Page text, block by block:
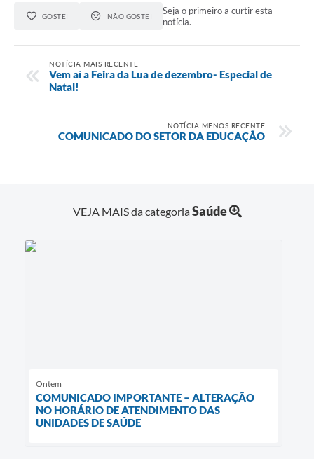
GOSTEI NÃO GOSTEI
Seja o primeiro a curtir esta
notícia.
NOTÍCIA MAIS RECENTE
Vem aí a Feira da Lua de dezembro- Especial de
Natal!
NOTÍCIA MENOS RECENTE
COMUNICADO DO SETOR DA EDUCAÇÃO
VEJA MAIS da categoriaSaúde
Ontem
COMUNICADO IMPORTANTE – ALTERAÇÃO
NO HORÁRIO DE ATENDIMENTO DAS
UNIDADES DE SAÚDE